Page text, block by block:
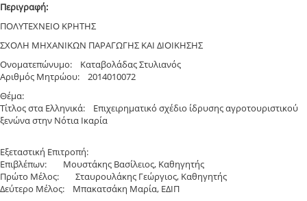
Περιγραφή:
ΠΟΛΥΤΕΧΝΕΙΟ ΚΡΗΤΗΣ
ΣΧΟΛΗ ΜΗΧΑΝΙΚΩΝ ΠΑΡΑΓΩΓΗΣ ΚΑΙ ΔΙΟΙΚΗΣΗΣ
Ονοματεπώνυμο: Καταβολάδας Στυλιανός
Αριθμός Μητρώου: 2014010072
Θέμα:
Τίτλος στα Ελληνικά: Επιχειρηματικό σχέδιο ίδρυσης αγροτουριστικού
ξενώνα στην Νότια Ικαρία
Εξεταστική Επιτροπή:
Επιβλέπων: Μουστάκης Βασίλειος, Καθηγητής
Πρώτο Μέλος: Σταυρουλάκης Γεώργιος, Καθηγητής
Δεύτερο Μέλος: Μπακατσάκη Μαρία, ΕΔΙΠ